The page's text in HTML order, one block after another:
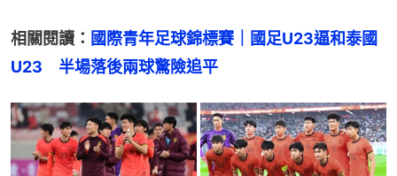
相關閱讀： 國際青年足球錦標賽｜國足U23逼和泰國
U23　半場落後兩球驚險追平